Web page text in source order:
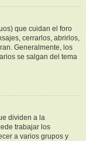
que cuidan el foro
cerrarlos, abrirlos,
Generalmente, los
se salgan del tema
dividen a la
trabajar los
a varios grupos y